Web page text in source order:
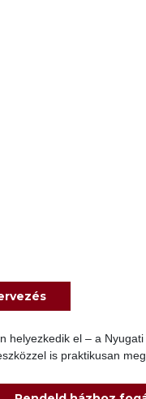
el – a
is praktikusan